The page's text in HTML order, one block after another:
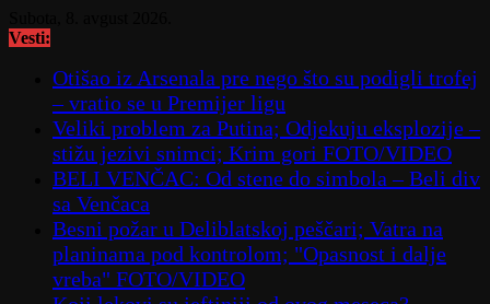
to
Vesti:
Otišao iz Arsenala pre nego što su podigli trofej
– vratio se u Premijer ligu
Veliki problem za Putina; Odjekuju eksplozije –
stižu jezivi snimci; Krim gori FOTO/VIDEO
BELI VENČAC: Od stene do simbola – Beli div
sa Venčaca
Besni požar u Deliblatskoj peščari; Vatra na
planinama pod kontrolom; "Opasnost i dalje
vreba" FOTO/VIDEO